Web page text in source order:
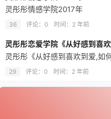
灵彤彤情感学院2017年
36 评论：0 时间： 2 年前
灵彤彤恋爱学院《从好感到喜
灵彤彤《从好感到喜欢到爱,如
29 评论：0 时间： 2 年前